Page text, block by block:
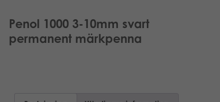
Leksaker
Suomi
Penol 1000 3-10mm svart
permanent märkpenna